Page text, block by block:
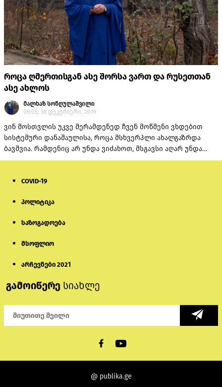
როცა ღმერთისგან ასე შორსა ვართ და რუსეთთან
ასე ახლოს
მალხაზ სონღულაშვილი
09:05, 18 დეკემბერი, 2019
ვინ მოსთვლის უკვე მერამდენედ ჩვენ მოწმენი ვხდებით
სისტემური დანაშაულისა, როცა მსხვერპლი ახალგაზრდა
ბავშვია. რამდენიც არ უნდა ვიძახოთ, მსგავსი აღარ უნდა
განმეორდესო, გულის სიღრმეში ვიცით, რომ მაინც
მაინც მოგვიკლავენ ადამიანებს, რომლებიც გვიყვარს.
COVID-19
პოლიტიკა
საზოგადოება
მსოფლიო
არჩევნები 2021
გამოიწერე სიახლე
@ publika.ge